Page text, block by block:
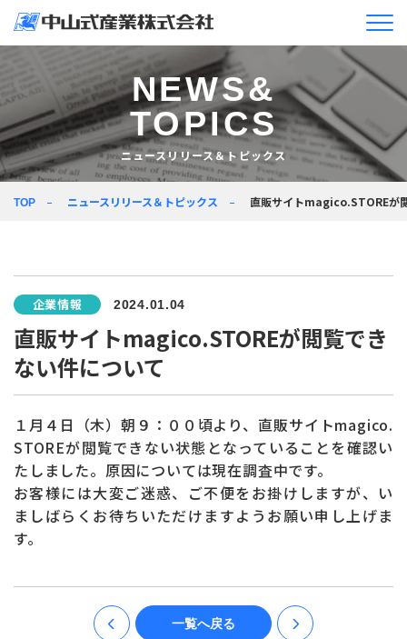
ニュースリリース＆トピックス
製品情報
NEWS&
TOPICS
ニュースリリース＆トピックス
TOP ニュースリリース＆トピックス 直販サイトmagico.STOREが
企業情報 2024.01.04
直販サイトmagico.STOREが閲覧でき
ない件について
１月４日（木）朝９：００頃より、直販サイトmagico.
STOREが閲覧できない状態となっていることを確認い
たしました。原因については現在調査中です。
お客様には大変ご迷惑、ご不便をお掛けしますが、い
ましばらくお待ちいただけますようお願い申し上げま
す。
一覧へ戻る